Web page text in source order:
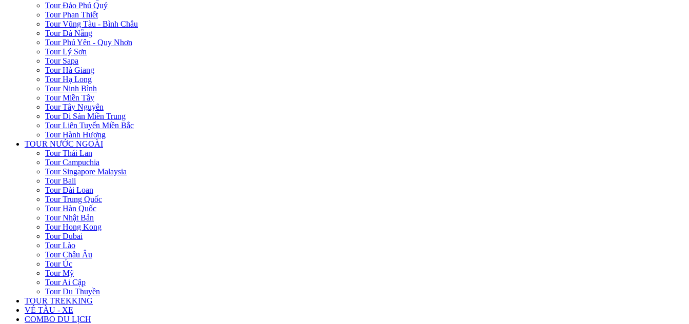
Tour Đảo Phú Quý
Tour Phan Thiết
Tour Vũng Tàu - Bình Châu
Tour Đà Nẵng
Tour Phú Yên - Quy Nhơn
Tour Lý Sơn
Tour Sapa
Tour Hà Giang
Tour Hạ Long
Tour Ninh Bình
Tour Miền Tây
Tour Tây Nguyên
Tour Di Sản Miền Trung
Tour Liên Tuyến Miền Bắc
Tour Hành Hương
TOUR NƯỚC NGOÀI
Tour Thái Lan
Tour Campuchia
Tour Singapore Malaysia
Tour Bali
Tour Đài Loan
Tour Trung Quốc
Tour Hàn Quốc
Tour Nhật Bản
Tour Hong Kong
Tour Dubai
Tour Lào
Tour Châu Âu
Tour Úc
Tour Mỹ
Tour Ai Cập
Tour Du Thuyền
TOUR TREKKING
VÉ TÀU - XE
COMBO DU LỊCH